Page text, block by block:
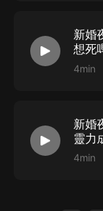
新婚
想死
4min
新婚
靈力
4min